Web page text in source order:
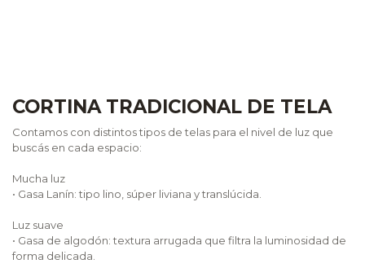
CORTINA TRADICIONAL DE TELA
Contamos con distintos tipos de telas para el nivel de luz que
buscás en cada espacio:
Mucha luz
• Gasa Lanín: tipo lino, súper liviana y translúcida.
Luz suave
• Gasa de algodón: textura arrugada que filtra la luminosidad de
forma delicada.